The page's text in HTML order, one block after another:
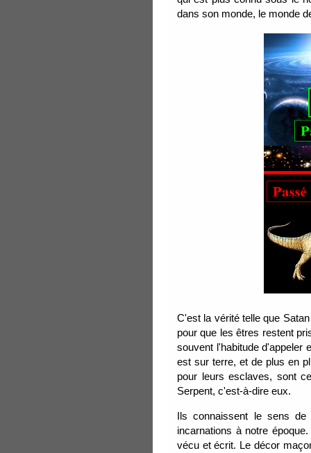
dans son monde, le monde
C'est la vérité telle que
pour que les êtres restent
souvent l'habitude d'appeler
est sur terre, et de plus en
pour leurs esclaves, sont
Serpent, c'est-à-dire eux.
Ils connaissent le sens
incarnations à notre
vécu et écrit. Le décor